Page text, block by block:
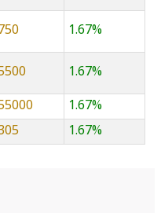
1.67%
1.67%
1.67%
1.67%